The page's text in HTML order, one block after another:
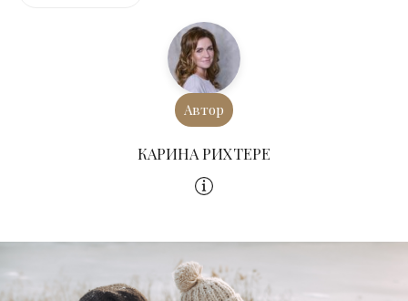
Автор
КАРИНА РИХТЕРЕ